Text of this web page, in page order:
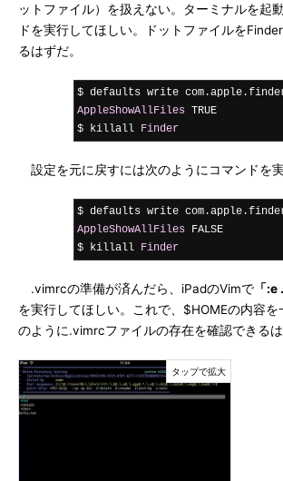
ットファイル）を扱えない。ターミナルを起
ドを実行してほしい。ドットファイルを
るはずだ。
$ defaults write com .apple .
AppleShowAllFiles TRUE
$ killall Finder
設定を元に戻すには次のようにコマンドを実
$ defaults write com .apple .
AppleShowAllFiles FALSE
$ killall Finder
.vimrcの準備が済んだら、iPadのVimで 「:e
を実行してほしい。これで、$HOMEの内容を
のように.vimrcファイルの存在を確認できるは